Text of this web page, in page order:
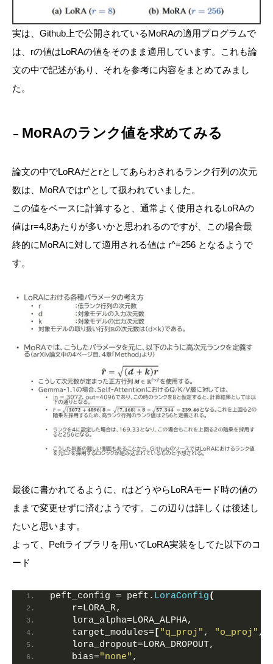
実は、Github上で公開されているMoRAの適用プログラムで
は、rの値はLoRAの値をそのまま適用しています。これも論
文の中で記述があり、それを参考に内容をまとめてみまし
た。
MoRAのランク値を求めてみる
論文の中でLoRAだとrとしてあらわされるランク行列の次元
数は、MoRAではr^として扱われていました。
この値をベースに計算すると、通常よく使用されるLoRAの
値はr=4,8あたりが多いかと思われるのですが、この場合最
終的にMoRAに対して適用される値は r^=256 となるようで
す。
最後に書かれてるように、rはどうやらLoRAモード時の値の
ままで変更せずに済むようです。この辺りは詳しくは後述し
たいと思います。
よって、Peftライブラリを用いてLoRA実装をしてた以下のコ
ード
peft_config = peft. LoraConfig(
    r=LORA_R,
    lora_alpha=LORA_ALPHA,
    target_modules=
[ "q_proj" , "o_proj" ,
    lora_dropout=LORA_DROPOUT,
    bias=
"none" ,